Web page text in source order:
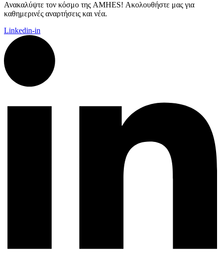
Ανακαλύψτε τον κόσμο της AMHES! Ακολουθήστε μας για
καθημερινές αναρτήσεις και νέα.
Linkedin-in